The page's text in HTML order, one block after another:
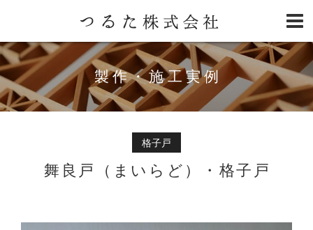
製作・施工実例
格子戸
舞良戸（まいらど）・格子戸